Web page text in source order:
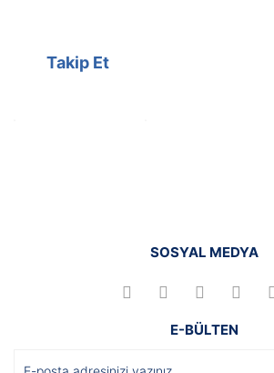
Takip Et
SOSYAL MEDYA
E-BÜLTEN